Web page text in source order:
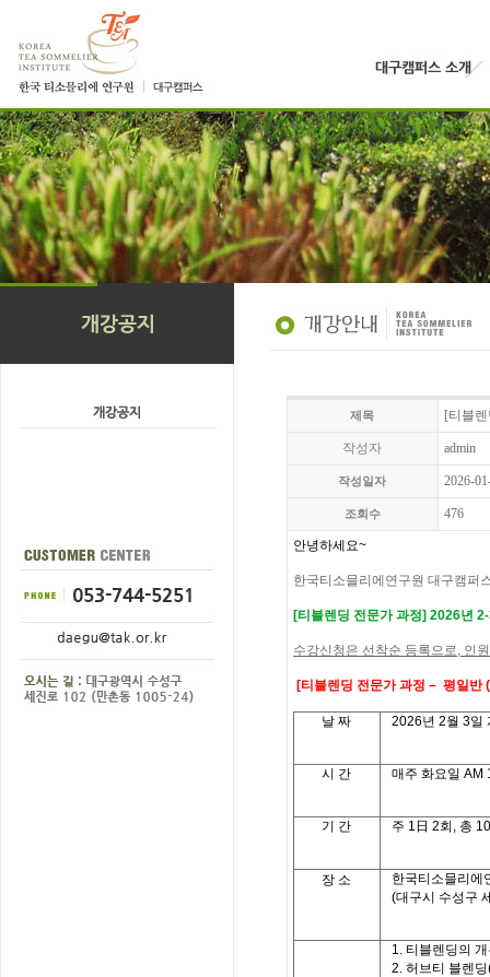
제목 [티블
작성자 admin
작성일자 2026-
조회수 476
안녕하세요~
한국티소믈리에연구원 대구캠퍼
[티블렌딩 전문가 과정] 2026년
수강신청은 선착순 등록으로, 인
[티블렌딩 전문가 과정 – 평일반
날 짜 2026년 2월 3일
시 간 매주 화요일 AM
기 간 주 1 日 2회 , 총 10
장 소
한국티소믈리에
(대구시 수성구
1. 티블렌딩의 개
2. 허브티 블렌딩